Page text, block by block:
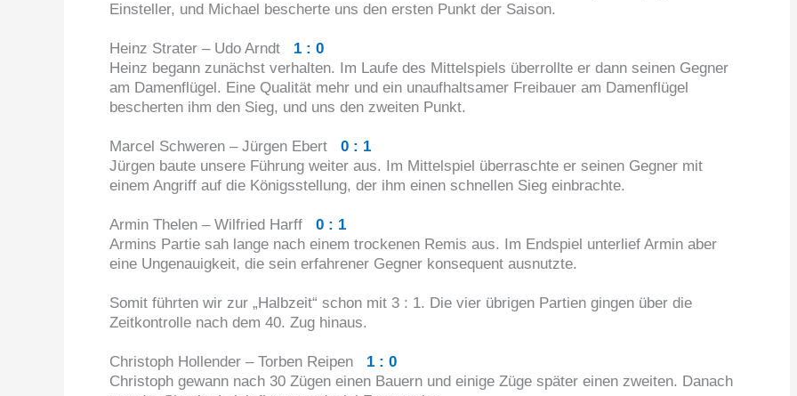
Einsteller, und Michael bescherte uns den ersten Punkt der Saison.
Heinz Strater – Udo Arndt 1 : 0
Heinz begann zunächst verhalten. Im Laufe des Mittelspiels überrollte er dann seinen Gegner
am Damenflügel. Eine Qualität mehr und ein unaufhaltsamer Freibauer am Damenflügel
bescherten ihm den Sieg, und uns den zweiten Punkt.
Marcel Schweren – Jürgen Ebert 0 : 1
Jürgen baute unsere Führung weiter aus. Im Mittelspiel überraschte er seinen Gegner mit
einem Angriff auf die Königsstellung, der ihm einen schnellen Sieg einbrachte.
Armin Thelen – Wilfried Harff 0 : 1
Armins Partie sah lange nach einem trockenen Remis aus. Im Endspiel unterlief Armin aber
eine Ungenauigkeit, die sein erfahrener Gegner konsequent ausnutzte.
Somit führten wir zur „Halbzeit“ schon mit 3 : 1. Die vier übrigen Partien gingen über die
Zeitkontrolle nach dem 40. Zug hinaus.
Christoph Hollender – Torben Reipen 1 : 0
Christoph gewann nach 30 Zügen einen Bauern und einige Züge später einen zweiten. Danach